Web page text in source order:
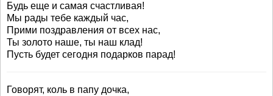
Будь еще и самая счастливая!
Мы рады тебе каждый час,
Прими поздравления от всех нас,
Ты золото наше, ты наш клад!
Пусть будет сегодня подарков парад!
Говорят, коль в папу дочка,